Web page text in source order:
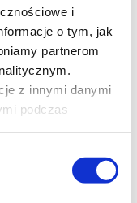
i
o tym, jak
partnerom
z innymi danymi
podczas